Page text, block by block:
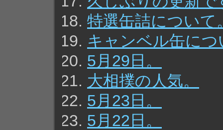
特選缶詰について
キャンベル缶につ
5月29日。
大相撲の人気。
5月23日。
5月22日。